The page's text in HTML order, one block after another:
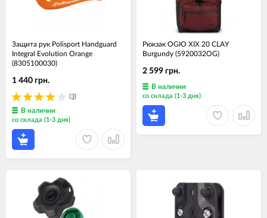
Защита рук Polisport Handguard
Integral Evolution Orange
(8305100030)
(3)
1 440 грн.
В наличии
со склада (1-3 дня)
Рюкзак OGIO XIX 20 CLAY
Burgundy (5920032OG)
2 599 грн.
В наличии
со склада (1-3 дня)